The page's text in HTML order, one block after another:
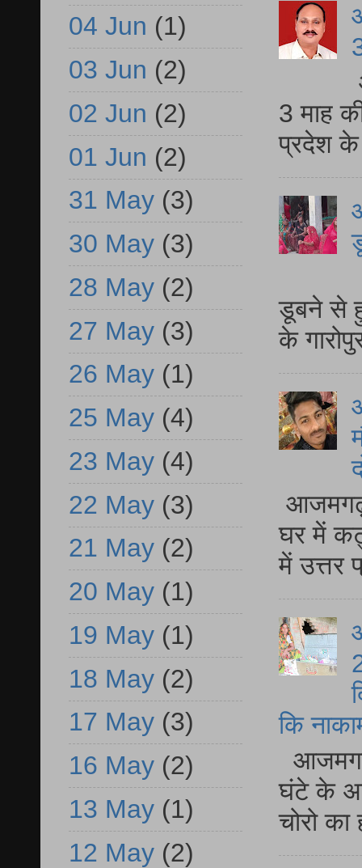
3 माह
प्रदेश
डूबने से
के
घर में
में
कि
घंटे के
चोरो
04 Jun (1)
03 Jun (2)
02 Jun (2)
01 Jun (2)
31 May (3)
30 May (3)
28 May (2)
27 May (3)
26 May (1)
25 May (4)
23 May (4)
22 May (3)
21 May (2)
20 May (1)
19 May (1)
18 May (2)
17 May (3)
16 May (2)
13 May (1)
12 May (2)